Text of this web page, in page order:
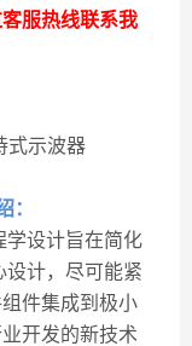
服热线联系我
：
学设计旨在简化
设计，尽可能紧
件集成到极小
开发的新技术